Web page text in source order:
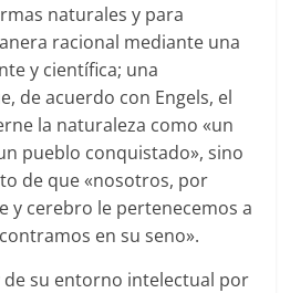
naturales y para
racional mediante una
y científica; una
de acuerdo con Engels, el
la naturaleza como «un
pueblo conquistado», sino
de que «nosotros, por
y cerebro le pertenecemos a
en su seno».
de su entorno intelectual por